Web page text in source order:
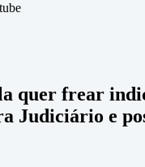
quer frear
Judiciário e